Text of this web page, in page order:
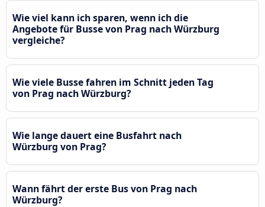
Wie viel kann ich sparen, wenn ich die
Angebote für Busse von Prag nach Würzburg
vergleiche?
Wie viele Busse fahren im Schnitt jeden Tag
von Prag nach Würzburg?
Wie lange dauert eine Busfahrt nach
Würzburg von Prag?
Wann fährt der erste Bus von Prag nach
Würzburg?